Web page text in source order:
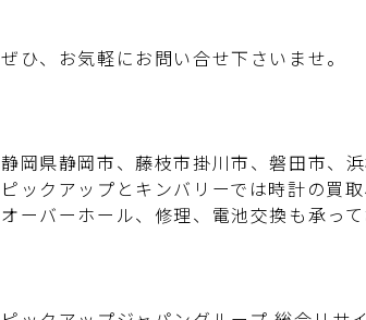
ぜひ、お気軽にお問い合せ下さいませ。
静岡県静岡市、藤枝市掛川市、磐田市、
ピックアップとキンバリーでは時計の買
オーバーホール、修理、電池交換も承って